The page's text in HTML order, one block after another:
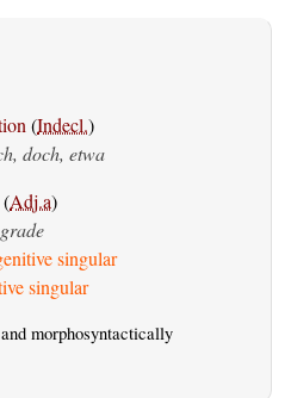
(Indecl.)
doch, etwa
(Adj.a)
singular
singular
morphosyntactically